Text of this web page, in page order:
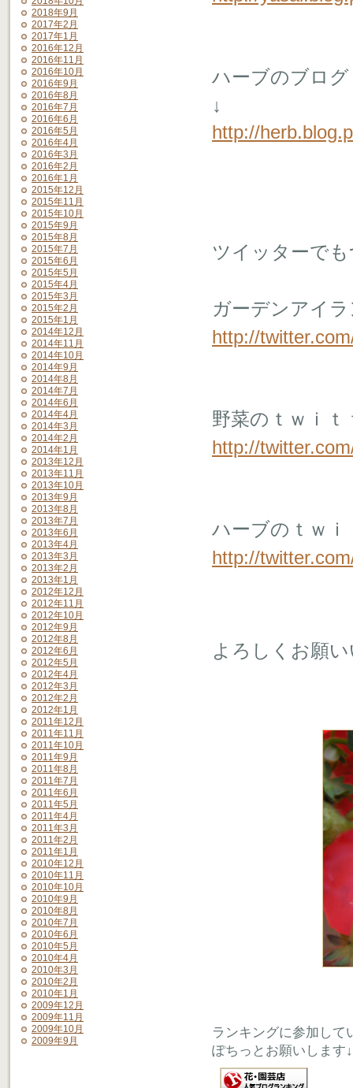
2018年9月
2017年2月
2017年1月
2016年12月
2016年11月
2016年10月
2016年9月
2016年8月
2016年7月
2016年6月
2016年5月
2016年4月
2016年3月
2016年2月
2016年1月
2015年12月
2015年11月
2015年10月
2015年9月
2015年8月
2015年7月
2015年6月
2015年5月
2015年4月
2015年3月
2015年2月
2015年1月
2014年12月
2014年11月
2014年10月
2014年9月
2014年8月
2014年7月
2014年6月
2014年4月
2014年3月
2014年2月
2014年1月
2013年12月
2013年11月
2013年10月
2013年9月
2013年8月
2013年7月
2013年6月
2013年4月
2013年3月
2013年2月
2013年1月
2012年12月
2012年11月
2012年10月
2012年9月
2012年8月
2012年6月
2012年5月
2012年4月
2012年3月
2012年2月
2012年1月
2011年12月
2011年11月
2011年10月
2011年9月
2011年8月
2011年7月
2011年6月
2011年5月
2011年4月
2011年3月
2011年2月
2011年1月
2010年12月
2010年11月
2010年10月
2010年9月
2010年8月
2010年7月
2010年6月
2010年5月
2010年4月
2010年3月
2010年2月
2010年1月
2009年12月
2009年11月
2009年10月
2009年9月
ハーブのブログ
↓
http://
ツイッターで
ガーデンアイ
http://
野菜のｔｗｉｔ
http://
ハーブのｔｗｉ
http://
よろしくお願
ランキングに参加して
ぽちっとお願いします↓